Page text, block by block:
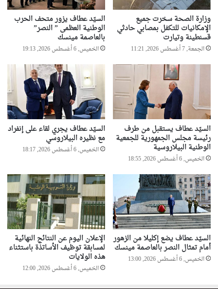
وزارة الصحة سخرت جميع
الإمكانيات للتكفل بمصابي حادثي
قسنطينة وتيارت
الجمعة, 7 أغسطس 2026, 11:21
السيّد عطاف يزور متحف الحرب
الوطنية العظمى ” النصر”
بالعاصمة مينسك
الخميس, 6 أغسطس 2026, 19:13
السيّد عطاف يستقبل من طرف
رئيسة مجلس الجمهورية للجمعية
الوطنية البيلاروسية
الخميس, 6 أغسطس 2026, 18:55
السيّد عطاف يجري لقاء على إنفراد
مع نظيره البيلاروسي
الخميس, 6 أغسطس 2026, 18:17
السيّد عطاف يضع إكليلا من الزهور
أمام تمثال النصر بالعاصمة مينسك
الخميس, 6 أغسطس 2026, 13:00
الإعلان اليوم عن النتائج النهائية
لمسابقة توظيف الأساتذة باستثناء
هذه الولايات
الخميس, 6 أغسطس 2026, 12:00